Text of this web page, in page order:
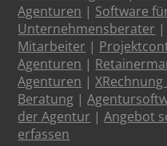
Agenturen | Software
Unternehmensberater |
Mitarbeiter |
Agenturen |
Agenturen |
Beratung |
der Agentur |Angebot
erfassen